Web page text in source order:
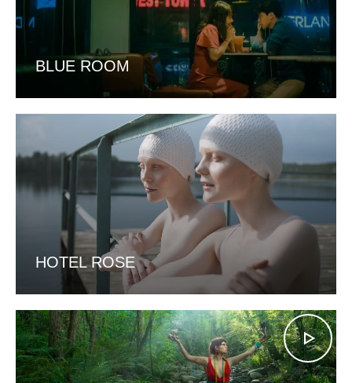
BLUE ROOM
HOTEL ROSE